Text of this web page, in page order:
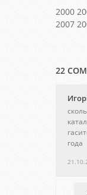
2000
2007
22
года